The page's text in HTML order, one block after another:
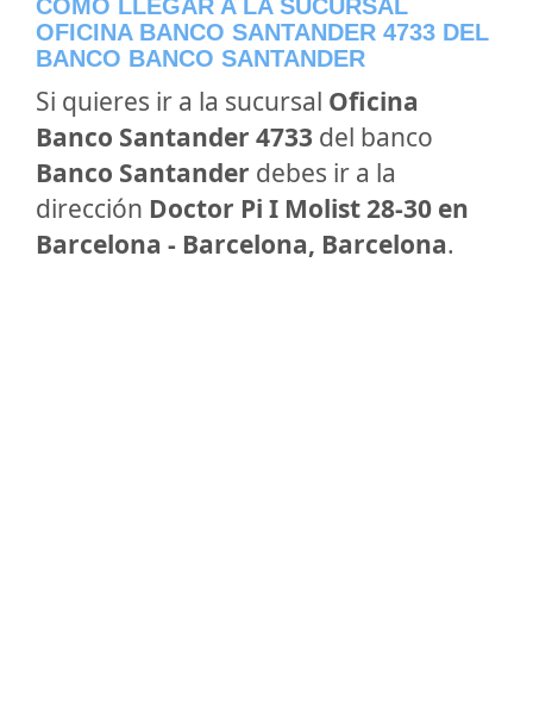
CÓMO LLEGAR A LA SUCURSAL
OFICINA BANCO SANTANDER 4733 DEL
BANCO BANCO SANTANDER
Si quieres ir a la sucursal Oficina
Banco Santander 4733 del banco
Banco Santander debes ir a la
dirección Doctor Pi I Molist 28-30 en
Barcelona - Barcelona, Barcelona.